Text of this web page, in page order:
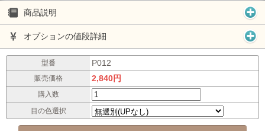
商品説明
オプションの値段詳細
型番 P012
販売価格 2,840円
購入数
目の色選択